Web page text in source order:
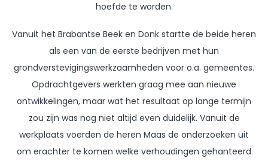
hoefde te worden.
Vanuit het Brabantse Beek en Donk startte de beide heren
als een van de eerste bedrijven met hun
grondverstevigingswerkzaamheden voor o.a. gemeentes.
Opdrachtgevers werkten graag mee aan nieuwe
ontwikkelingen, maar wat het resultaat op lange termijn
zou zijn was nog niet altijd even duidelijk. Vanuit de
werkplaats voerden de heren Maas de onderzoeken uit
om erachter te komen welke verhoudingen gehanteerd